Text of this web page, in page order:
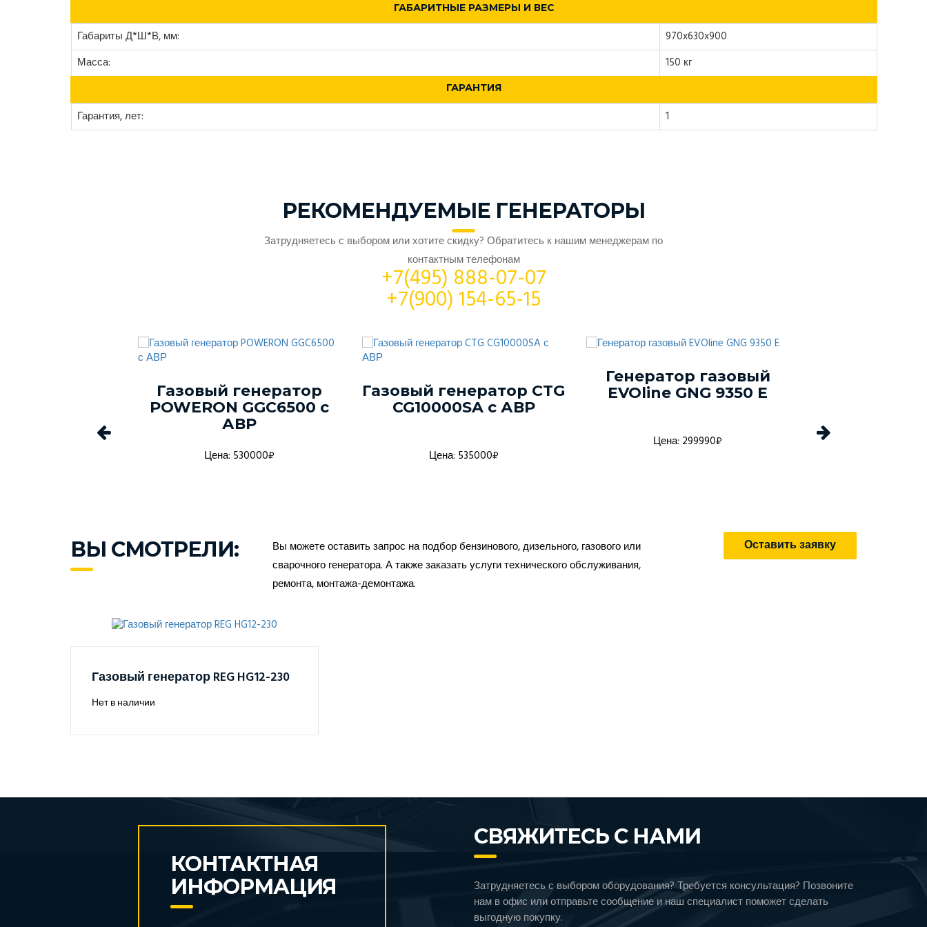
ГАБАРИТНЫЕ РАЗМЕРЫ И ВЕС
Габариты Д*Ш*В, мм:
970x630x900
Масса:
150 кг
ГАРАНТИЯ
Гарантия, лет: 1
РЕКОМЕНДУЕМЫЕ ГЕНЕРАТОРЫ
Затрудняетесь с выбором или хотите скидку? Обратитесь к нашим менеджерам по
контактным телефонам
+7(495) 888-07-07
+7(900) 154-65-15
Газовый генератор
POWERON GGC6500 с
АВР
Цена: 530000₽
Газовый генератор CTG
CG10000SA с АВР
Цена: 535000₽
Генератор газовый
EVOline GNG 9350 E
Цена: 299990₽
ВЫ СМОТРЕЛИ:
Вы можете оставить запрос на подбор бензинового, дизельного, газового или
сварочного генератора. А также заказать услуги технического обслуживания,
ремонта, монтажа-демонтажа.
Оставить заявку
Газовый генератор REG HG12-230
Нет в наличии
КОНТАКТНАЯ
ИНФОРМАЦИЯ
СВЯЖИТЕСЬ С НАМИ
Затрудняетесь с выбором оборудования? Требуется консультация? Позвоните
нам в офис или отправьте сообщение и наш специалист поможет сделать
выгодную покупку.